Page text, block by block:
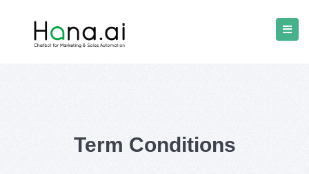
Term Conditions